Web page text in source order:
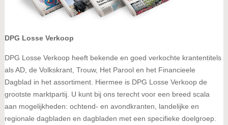
DPG Losse Verkoop
DPG Losse Verkoop heeft bekende en goed verkochte krantentitels
als AD, de Volkskrant, Trouw, Het Parool en het Financieele
Dagblad in het assortiment. Hiermee is DPG Losse Verkoop de
grootste marktpartij. U kunt bij ons terecht voor een breed scala
aan mogelijkheden: ochtend- en avondkranten, landelijke en
regionale dagbladen en dagbladen met een specifieke doelgroep.